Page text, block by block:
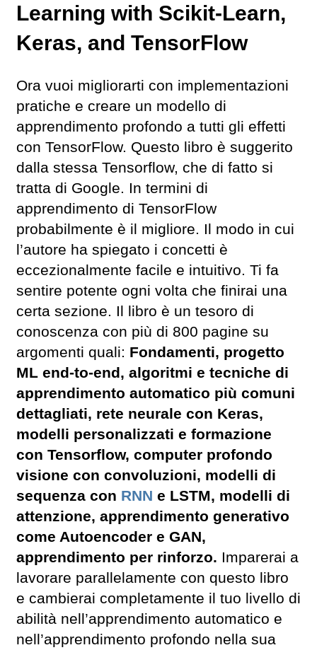
Learning with Scikit-Learn,
Keras, and TensorFlow
Ora vuoi migliorarti con implementazioni
pratiche e creare un modello di
apprendimento profondo a tutti gli effetti
con TensorFlow. Questo libro è suggerito
dalla stessa Tensorflow, che di fatto si
tratta di Google. In termini di
apprendimento di TensorFlow
probabilmente è il migliore. Il modo in cui
l’autore ha spiegato i concetti è
eccezionalmente facile e intuitivo. Ti fa
sentire potente ogni volta che finirai una
certa sezione. Il libro è un tesoro di
conoscenza con più di 800 pagine su
argomenti quali: Fondamenti, progetto
ML end-to-end, algoritmi e tecniche di
apprendimento automatico più comuni
dettagliati, rete neurale con Keras,
modelli personalizzati e formazione
con Tensorflow, computer profondo
visione con convoluzioni, modelli di
sequenza con RNN e LSTM, modelli di
attenzione, apprendimento generativo
come Autoencoder e GAN,
apprendimento per rinforzo. Imparerai a
lavorare parallelamente con questo libro
e cambierai completamente il tuo livello di
abilità nell’apprendimento automatico e
nell’apprendimento profondo nella sua